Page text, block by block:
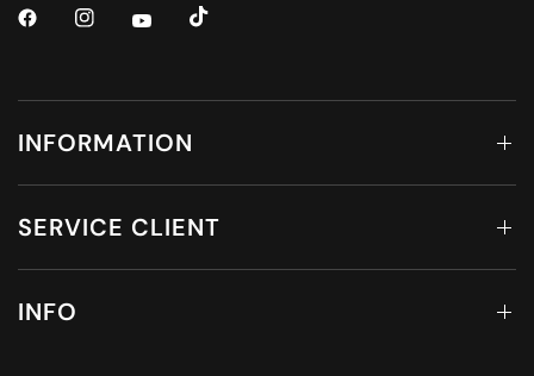
INFORMATION
SERVICE CLIENT
INFO